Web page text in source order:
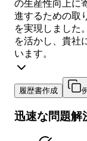
の生産性向上に
進するための取
を実現しました
を活かし、貴社
います。
履歴書作成
迅速な問題解